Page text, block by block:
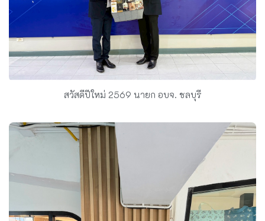
สวัสดีปีใหม่ 2569 นายก อบจ. ชลบุรี